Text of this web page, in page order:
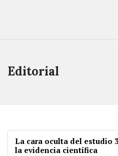
Editorial
La cara oculta del estudio
la evidencia científica